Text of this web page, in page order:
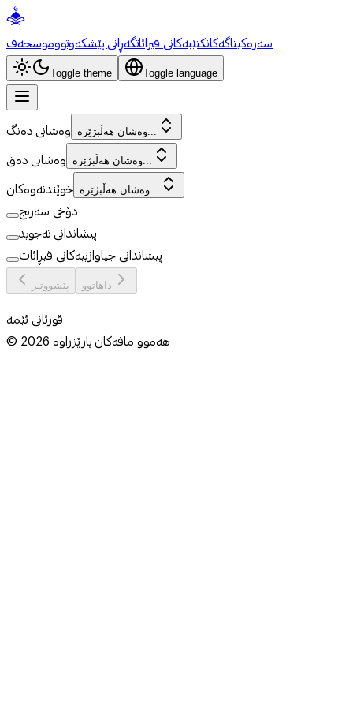
سەرەکیتاگەکانکتێبەکانی قیرائاتگەڕانی پێشکەوتووموسحەف
Toggle theme Toggle language
وەشانی دەنگ وەشان هەڵبژێرە...
وەشانی دەق وەشان هەڵبژێرە...
خوێندنەوەکان وەشان هەڵبژێرە...
دۆخی سەرنج
پیشاندانی تەجوید
پیشاندانی جیاوازییەکانی قیڕائات
پێشووتـر داهاتوو
قورئانی ئێمە
© 2026هەموو مافەکان پارێزراوە